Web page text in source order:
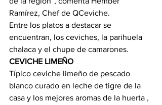
Ramírez, Chef de QCeviche.
Entre los platos a destacar se
encuentran, los ceviches, la parihuela
chalaca y el chupe de camarones.
CEVICHE LIMEÑO
Típico ceviche limeño de pescado
blanco curado en leche de tigre de la
casa y los mejores aromas de la huerta ,